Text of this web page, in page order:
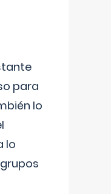
para
lo
lo